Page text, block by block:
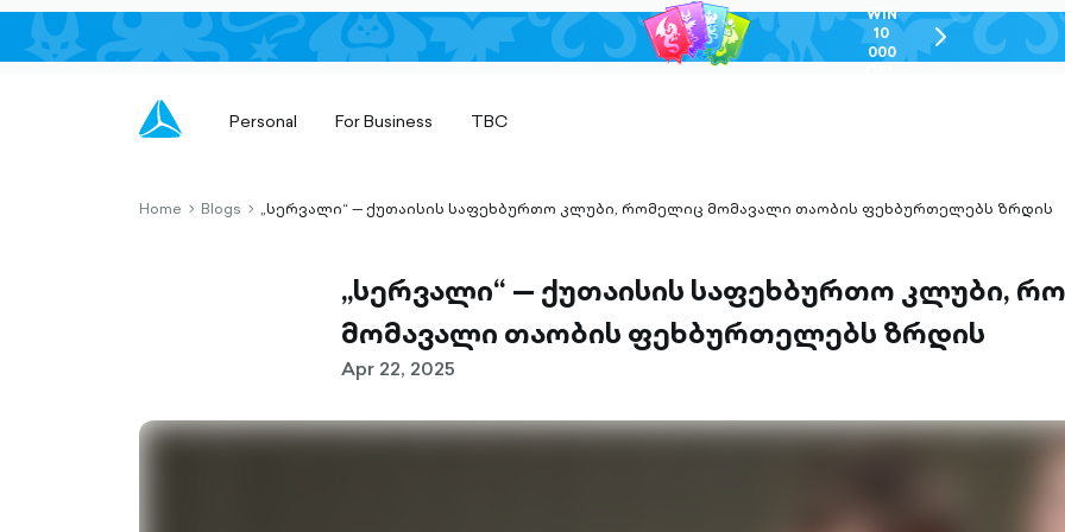
WIN
10
000
chevron-
right-
Personal For Business TBC
Home chevron-
Blogs chevron-
„სერვალი“ — ქუთაისის საფეხბურთო კლუბი, რომელიც მომავალი თაობის ფეხბურთელებს ზრდის
„სერვალი“ — ქუთაისის საფეხბურთო კლუბი,
მომავალი თაობის ფეხბურთელებს ზრდის
Apr 22, 2025